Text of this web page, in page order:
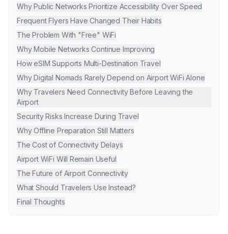
Why Public Networks Prioritize Accessibility Over Speed
Frequent Flyers Have Changed Their Habits
The Problem With "Free" WiFi
Why Mobile Networks Continue Improving
How eSIM Supports Multi-Destination Travel
Why Digital Nomads Rarely Depend on Airport WiFi Alone
Why Travelers Need Connectivity Before Leaving the
Airport
Security Risks Increase During Travel
Why Offline Preparation Still Matters
The Cost of Connectivity Delays
Airport WiFi Will Remain Useful
The Future of Airport Connectivity
What Should Travelers Use Instead?
Final Thoughts